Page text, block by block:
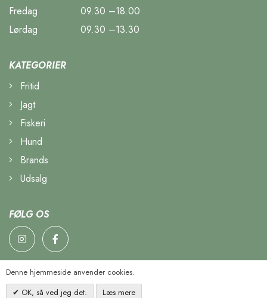
Fredag
09.30 –18.00
Lørdag
09.30 –13.30
KATEGORIER
Fritid
Jagt
Fiskeri
Hund
Brands
Udsalg
FØLG OS
Denne hjemmeside anvender cookies.
OK, så ved jeg det.
Læs mere